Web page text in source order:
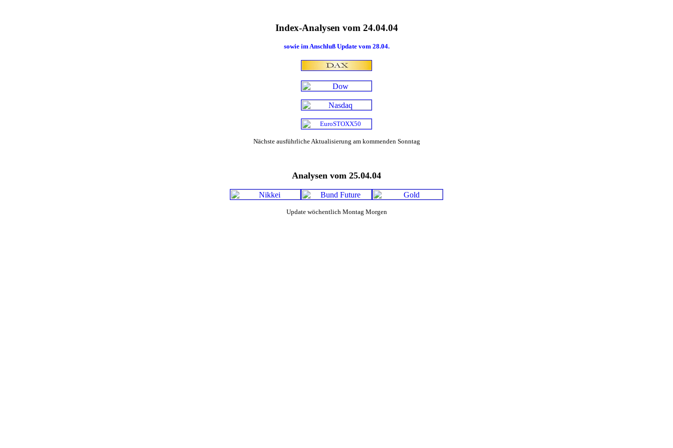
Index-Analysen vom 24.04.04
sowie im Anschluß Update vom 28.04.
Nächste ausführliche Aktualisierung am kommenden Sonntag
Analysen vom 25.04.04
Update wöchentlich Montag Morgen